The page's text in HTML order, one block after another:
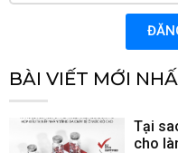
BÀI VIẾT MỚI
Tại
cho